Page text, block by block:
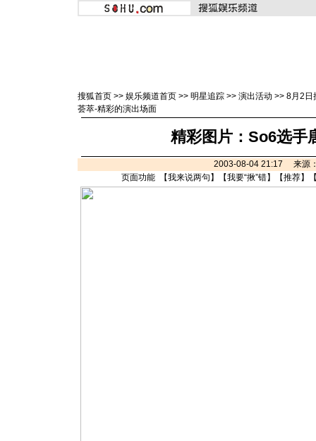
搜狐首页 >> 娱乐频道首页 >> 明星追踪 >> 演出活动 >> 8月2日
荟萃-精彩的演出场面
精彩图片：So6选手
2003-08-04 21:17 来源
页面功能 【我来说两句 】【我要“揪”错】【推荐】